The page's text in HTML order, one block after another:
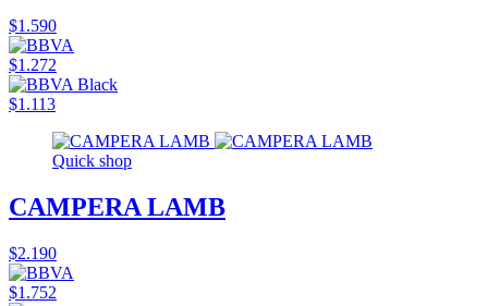
$1.590
$1.272
$1.113
Quick shop
CAMPERA LAMB
$2.190
$1.752